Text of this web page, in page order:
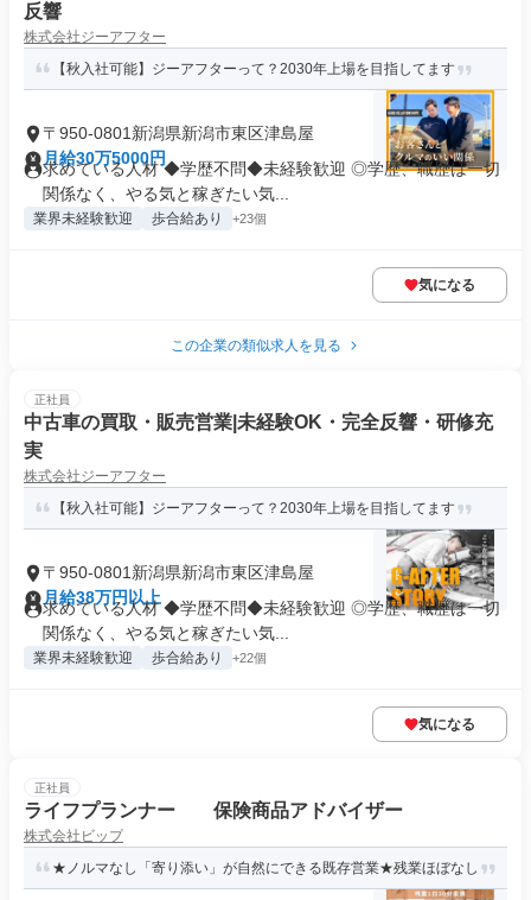
反響
株式会社ジーアフター
【秋入社可能】ジーアフターって？2030年上場を目指してます
〒950-0801新潟県新潟市東区津島屋
月給30万5000円
求めている人材 ◆学歴不問◆未経験歓迎 ◎学歴、職歴は一切
関係なく、やる気と稼ぎたい気...
業界未経験歓迎 歩合給あり +23個
気になる
この企業の類似求人を見る
正社員
中古車の買取・販売営業|未経験OK・完全反響・研修充
実
株式会社ジーアフター
【秋入社可能】ジーアフターって？2030年上場を目指してます
〒950-0801新潟県新潟市東区津島屋
月給38万円以上
求めている人材 ◆学歴不問◆未経験歓迎 ◎学歴、職歴は一切
関係なく、やる気と稼ぎたい気...
業界未経験歓迎 歩合給あり +22個
気になる
正社員
ライフプランナー 保険商品アドバイザー
株式会社ビップ
★ノルマなし「寄り添い」が自然にできる既存営業★残業ほぼなし